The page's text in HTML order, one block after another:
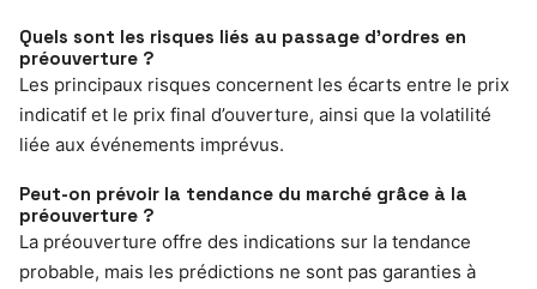
Quels sont les risques liés au passage d’ordres en
préouverture ?
Les principaux risques concernent les écarts entre le prix
indicatif et le prix final d’ouverture, ainsi que la volatilité
liée aux événements imprévus.
Peut-on prévoir la tendance du marché grâce à la
préouverture ?
La préouverture offre des indications sur la tendance
probable, mais les prédictions ne sont pas garanties à